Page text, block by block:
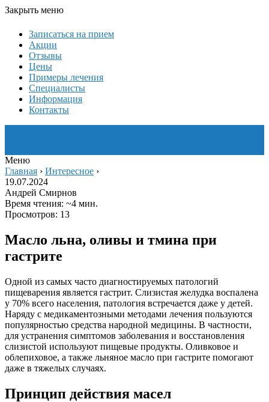
Закрыть меню
Записаться на прием
Акции
Отзывы
Цены
Примеры лечения
Специалисты
Информация
Контакты
Меню
Главная › Интересное ›
19.07.2024
Андрей Смирнов
Время чтения: ~4 мин.
Просмотров: 13
Масло льна, оливы и тмина при
гастрите
Одной из самых часто диагностируемых патологий
пищеварения является гастрит. Слизистая желудка воспалена
у 70% всего населения, патология встречается даже у детей.
Наряду с медикаментозными методами лечения пользуются
популярностью средства народной медицины. В частности,
для устранения симптомов заболевания и восстановления
слизистой используют пищевые продукты. Оливковое и
облепиховое, а также льняное масло при гастрите помогают
даже в тяжелых случаях.
Принцип действия масел